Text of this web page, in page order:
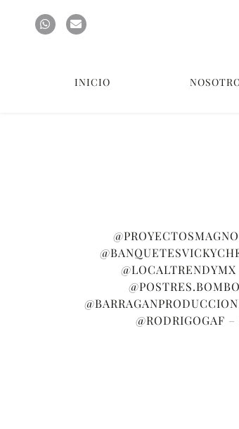
INICIO
@LOCALTRENDYMX
@RODRIGOGAF –